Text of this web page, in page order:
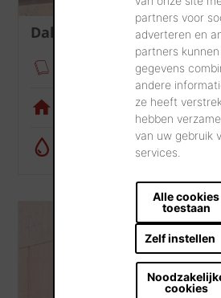
partners voor
adverteren en
partners
gegevens
andere
ze heeft
hebben
van uw gebruik
services.
Alle cookies
toestaan
Zelf instellen
cookies
Dak
Verankeringsmodule
Visualisatietool
Regenwatercalculator